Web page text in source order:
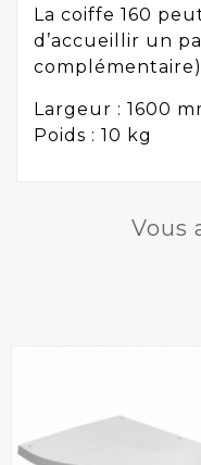
La coiffe 160
d’accueillir un
Largeur : 1600
Poids : 10 kg
Vous